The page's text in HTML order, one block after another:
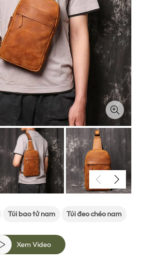
Túi bao tử nam Túi đeo chéo nam
Xem Video